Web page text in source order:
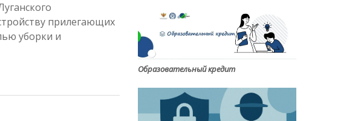
прилегающих
уборки и
Образовательный кредит